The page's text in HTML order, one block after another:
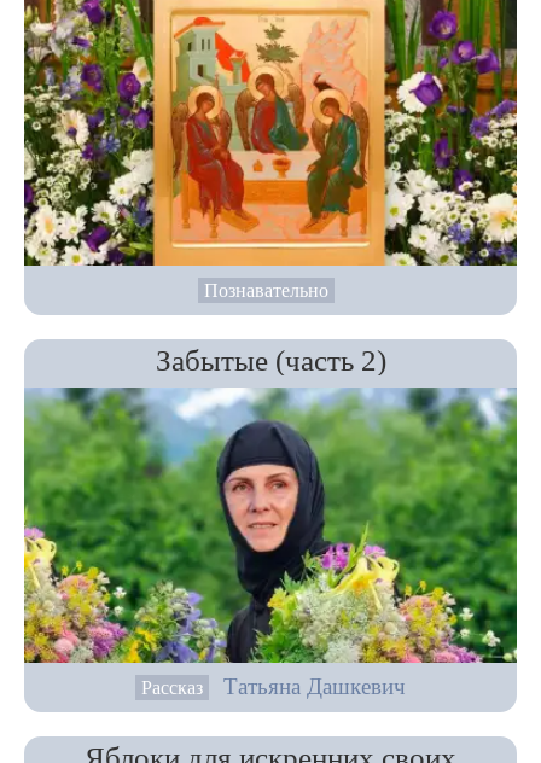
Познавательно
Забытые (часть 2)
Рассказ Татьяна Дашкевич